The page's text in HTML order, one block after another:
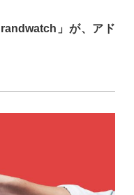
」が、アド